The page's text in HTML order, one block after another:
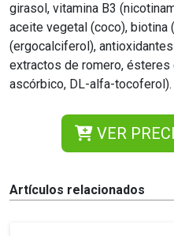
girasol, vitamina B3
aceite vegetal (coco), biotina
(ergocalciferol),
extractos de romero,
ascórbico, DL-alfa-tocoferol).
VER
Artículos relacionados